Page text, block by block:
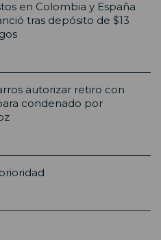
en Colombia y España
tras depósito de $13
autorizar retiro con
condenado por